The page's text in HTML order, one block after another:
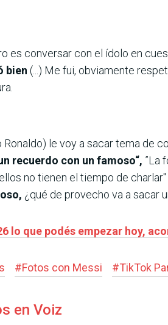
es conversar con el ídolo en
bien (...) Me fui, obviamente
le voy a sacar tema de
recuerdo con un famoso“, ”La
no tienen el tiempo de charlar"
¿qué de provecho va a sacar
lo que podés empezar hoy,
#Fotos con Messi #TikTok
en Voiz